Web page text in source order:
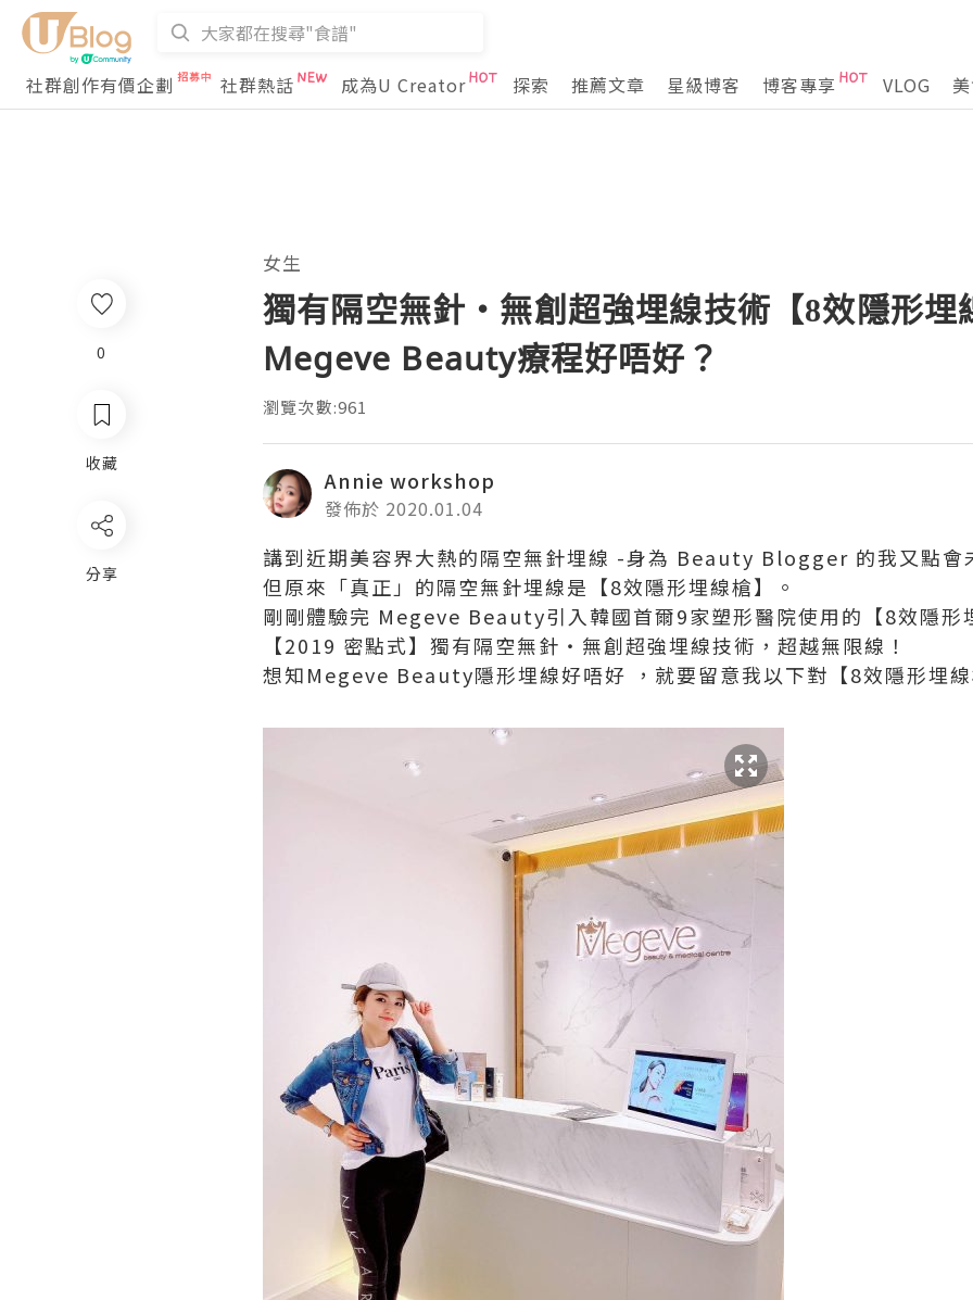
社群創作有價企劃 社群熱話 成為U Creator 探索 推薦文章 星級博客 博客專享 VLOG
0
收藏
分享
女生
獨有隔空無針・無創超強埋線技術【8效隱形埋
Megeve Beauty療程好唔好？
瀏覽次數:961
Annie workshop
發佈於 2020.01.04
講到近期美容界大熱的隔空無針埋線 -身為 Beauty Blogger 的我又點會
但原來「真正」的隔空無針埋線是【8效隱形埋線槍】。
剛剛體驗完 Megeve Beauty引入韓國首爾9家塑形醫院使用的【8效隱形
【2019 密點式】獨有隔空無針・無創超強埋線技術，超越無限線！
想知Megeve Beauty隱形埋線好唔好 ，就要留意我以下對【8效隱形埋